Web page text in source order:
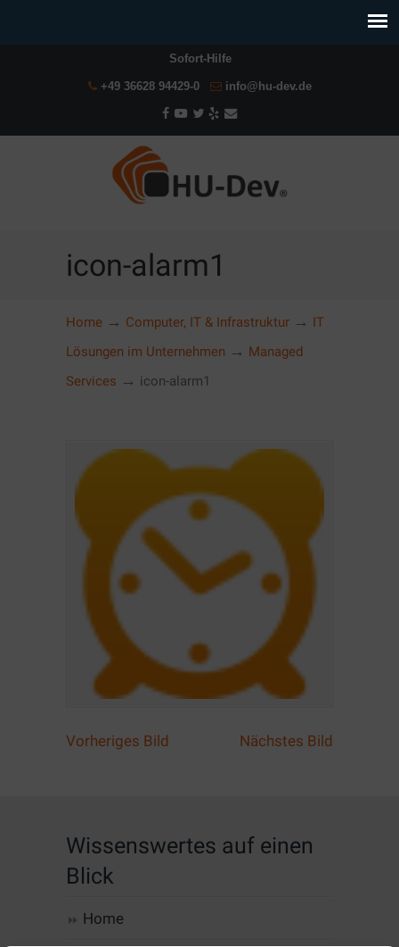
Sofort-Hilfe
+49 36628 94429-0 info@hu-dev.de
icon-alarm1
Home → Computer, IT & Infrastruktur → IT
Lösungen im Unternehmen → Managed
Services → icon-alarm1
Vorheriges Bild Nächstes Bild
Wissenswertes auf einen
Blick
Home